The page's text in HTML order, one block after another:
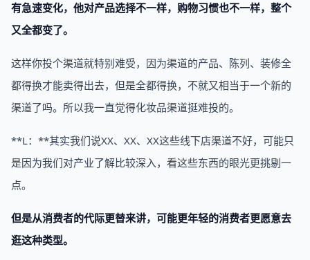
有急速变化，他对产品选择不一样，购物习惯也不一样，整个
又全都变了。
这样你投个渠道就特别难受，因为渠道的产品、陈列、装修全
都得换才能卖得出去，但是全都得换，不就又相当于一个新的
渠道了吗。所以我一直觉得化妆品渠道挺难投的。
**L：**其实我们说XX、XX、XX这些线下店渠道不好，可能只
是因为我们对产业了解比较深入，看这些东西的眼光更挑剔一
点。
但是从消费者的代际更替来讲，可能更年轻的消费者更愿意去
逛这种类型。